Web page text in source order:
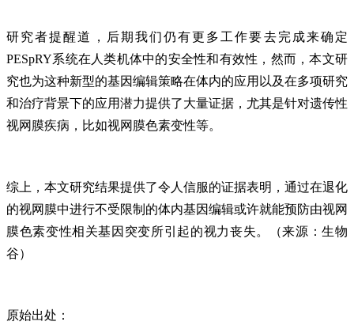
研究者提醒道，后期我们仍有更多工作要去完成来确定
PESpRY系统在人类机体中的安全性和有效性，然而，本文研
究也为这种新型的基因编辑策略在体内的应用以及在多项研究
和治疗背景下的应用潜力提供了大量证据，尤其是针对遗传性
视网膜疾病，比如视网膜色素变性等。
综上，本文研究结果提供了令人信服的证据表明，通过在退化
的视网膜中进行不受限制的体内基因编辑或许就能预防由视网
膜色素变性相关基因突变所引起的视力丧失。（来源：生物
谷）
原始出处：